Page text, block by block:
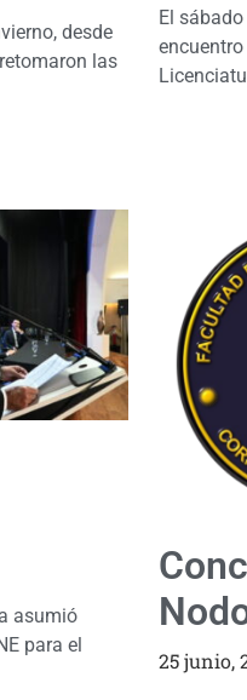
desde
las
El
asumió
para el
25 junio,